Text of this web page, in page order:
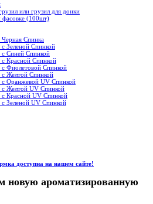
или грузил для донки
фасовке (100шт)
Спинка
Зеленой Спинкой
Синей Спинкой
Красной Спинкой
Фиолетовой Спинкой
Желтой Спинкой
Оранжевой UV Спинкой
Желтой UV Спинкой
Красной UV Спинкой
Зеленой UV Спинкой
доступна на нашем сайте!
новую ароматизированную